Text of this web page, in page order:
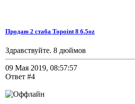
Продаю 2 стаба Topoint 8 6.5oz
Здравствуйте. 8 дюймов
09 Мая 2019, 08:57:57
Ответ #4